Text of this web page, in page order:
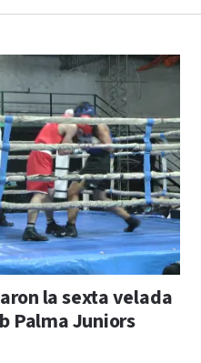
la sexta velada
Palma Juniors